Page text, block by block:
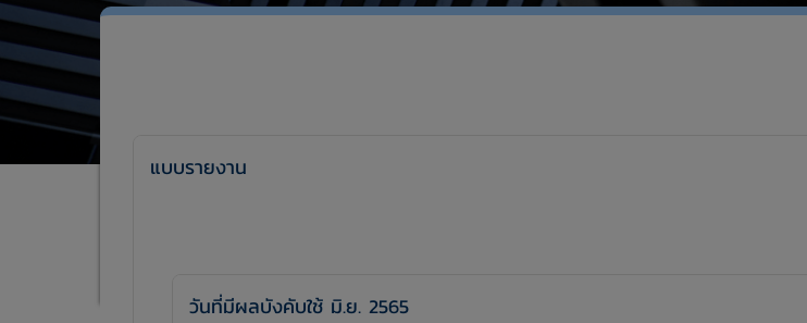
แบบรายงาน
วันที่มีผลบังคับใช้ มิ.ย. 2565